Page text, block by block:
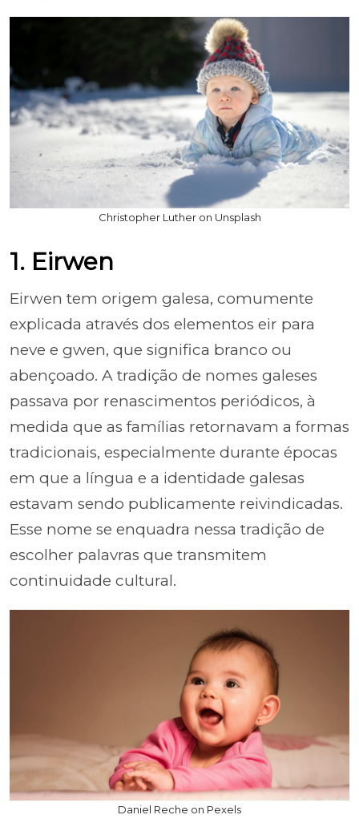
Christopher Luther on Unsplash
1. Eirwen
Eirwen tem origem galesa, comumente
explicada através dos elementos eir para
neve e gwen, que significa branco ou
abençoado. A tradição de nomes galeses
passava por renascimentos periódicos, à
medida que as famílias retornavam a formas
tradicionais, especialmente durante épocas
em que a língua e a identidade galesas
estavam sendo publicamente reivindicadas.
Esse nome se enquadra nessa tradição de
escolher palavras que transmitem
continuidade cultural.
Daniel Reche on Pexels